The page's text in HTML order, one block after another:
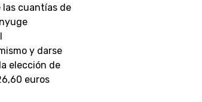
las cuantías de
y darse
elección de
euros